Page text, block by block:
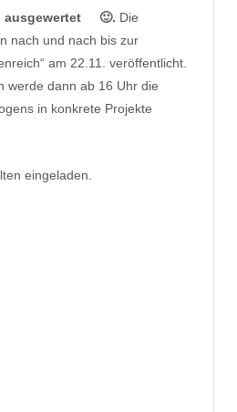
ausgewertet 🙂. Die
nach und nach bis zur
am 22.11. veröffentlicht.
werde dann ab 16 Uhr die
in konkrete Projekte
eingeladen.